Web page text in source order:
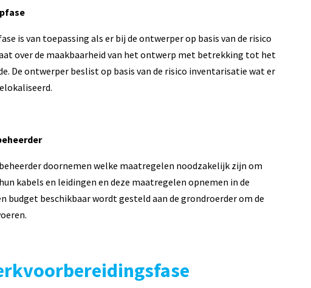
is van toepassing als er bij de ontwerper op basis van de risico
over de maakbaarheid van het ontwerp met betrekking tot het
De ontwerper beslist op basis van de risico inventarisatie wat er
doornemen welke maatregelen noodzakelijk zijn om
kabels en leidingen en deze maatregelen opnemen in de
budget beschikbaar wordt gesteld aan de grondroerder om de